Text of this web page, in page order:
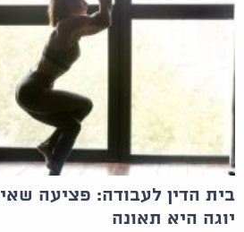
בית הדין לעבודה: פציעה
יוגה היא תאונה